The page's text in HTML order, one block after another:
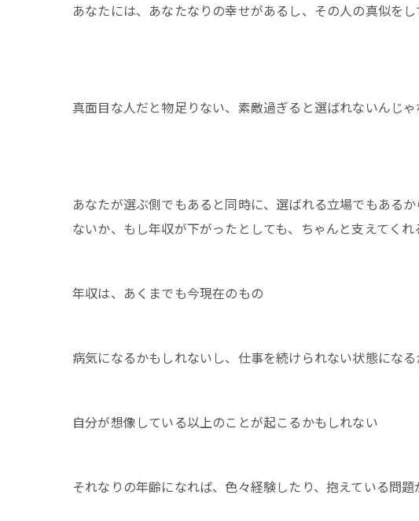
あなたには、あなたなりの幸せがあるし、その人の真似を
真面目な人だと物足りない、素敵過ぎると選ばれないんじ
あなたが選ぶ側でもあると同時に、選ばれる立場でもある
ないか、もし年収が下がったとしても、ちゃんと支えてく
年収は、あくまでも今現在のもの
病気になるかもしれないし、仕事を続けられない状態にな
自分が想像している以上のことが起こるかもしれない
それなりの年齢になれば、色々経験したり、抱えている問